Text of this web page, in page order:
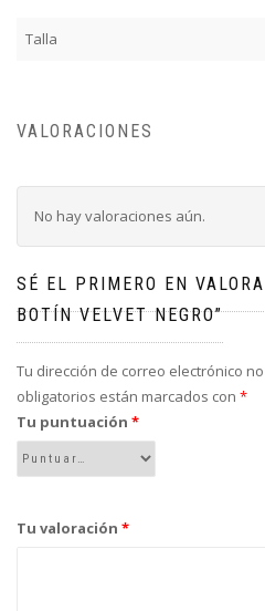
Talla
VALORACIONES
No hay valoraciones aún.
SÉ EL PRIMERO EN
BOTÍN VELVET NEGRO”
Tu dirección de correo electrónico
obligatorios están marcados con *
Tu puntuación *
Tu valoración *